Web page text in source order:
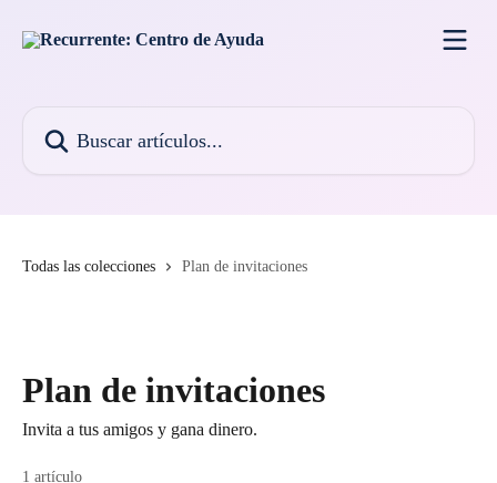
Todas las colecciones Plan de invitaciones
Plan de invitaciones
Invita a tus amigos y gana dinero.
1 artículo